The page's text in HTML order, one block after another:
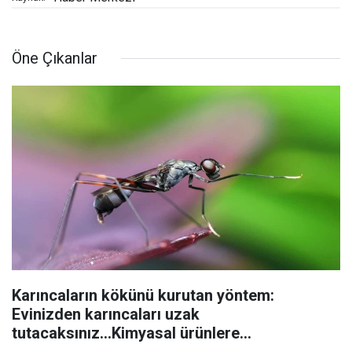
Öne Çıkanlar
Karıncaların kökünü kurutan yöntem:
Evinizden karıncaları uzak
tutacaksınız...Kimyasal ürünlere